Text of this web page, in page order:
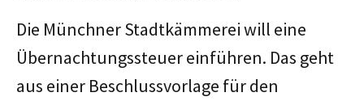
Die Münchner Stadtkämmerei will eine
Übernachtungssteuer einführen. Das geht
aus einer Beschlussvorlage für den